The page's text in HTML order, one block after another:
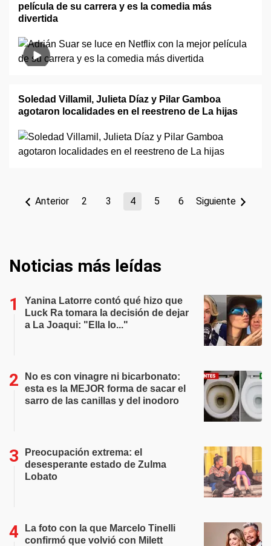
película de su carrera y es la comedia más
divertida
Soledad Villamil, Julieta Díaz y Pilar Gamboa
agotaron localidades en el reestreno de La hijas
Anterior 2 3 4 5 6 Siguiente
Noticias más leídas
Yanina Latorre contó qué hizo que
Luck Ra tomara la decisión de dejar
a La Joaqui: "Ella lo..."
No es con vinagre ni bicarbonato:
esta es la MEJOR forma de sacar el
sarro de las canillas y del inodoro
Preocupación extrema: el
desesperante estado de Zulma
Lobato
La foto con la que Marcelo Tinelli
confirmó que volvió con Milett